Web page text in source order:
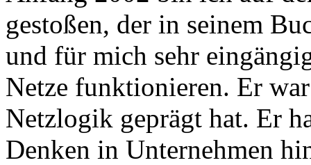
gestoßen, der in seinem
und für mich sehr
Netze funktionieren. Er
Netzlogik geprägt hat. Er
Denken in Unternehmen